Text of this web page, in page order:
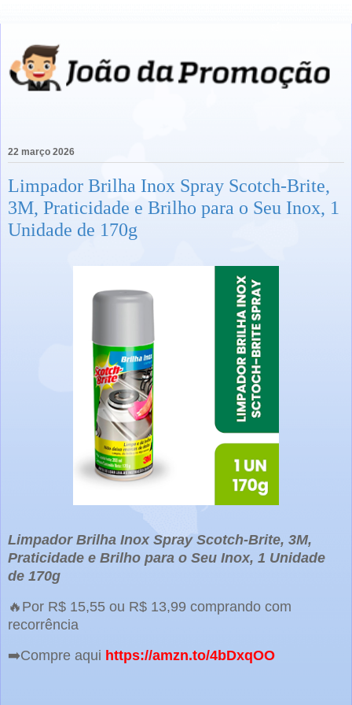
22 março 2026
Limpador Brilha Inox Spray Scotch-Brite,
3M, Praticidade e Brilho para o Seu Inox, 1
Unidade de 170g
Limpador Brilha Inox Spray Scotch-Brite, 3M,
Praticidade e Brilho para o Seu Inox, 1 Unidade
de 170g
🔥Por R$ 15,55 ou R$ 13,99 comprando com
recorrência
➡️Compre aqui https://amzn.to/4bDxqOO